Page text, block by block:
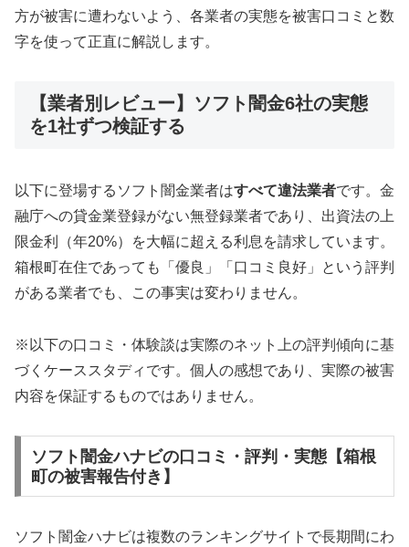
方が被害に遭わないよう、各業者の実態を被害口コミと数
字を使って正直に解説します。
【業者別レビュー】ソフト闇金6社の実態
を1社ずつ検証する
以下に登場するソフト闇金業者はすべて違法業者です。金
融庁への貸金業登録がない無登録業者であり、出資法の上
限金利（年20%）を大幅に超える利息を請求しています。
箱根町在住であっても「優良」「口コミ良好」という評判
がある業者でも、この事実は変わりません。
※以下の口コミ・体験談は実際のネット上の評判傾向に基
づくケーススタディです。個人の感想であり、実際の被害
内容を保証するものではありません。
ソフト闇金ハナビの口コミ・評判・実態【箱根
町の被害報告付き】
ソフト闇金ハナビは複数のランキングサイトで長期間にわ